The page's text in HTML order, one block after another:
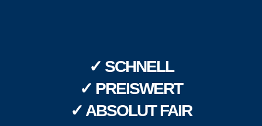
✓ SCHNELL
✓ PREISWERT
✓ ABSOLUT FAIR